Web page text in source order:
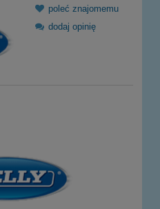
poleć znajomemu
dodaj opinię